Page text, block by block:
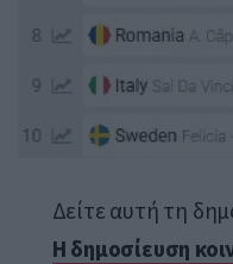
Δείτε αυτή τη
Η δημοσίευση